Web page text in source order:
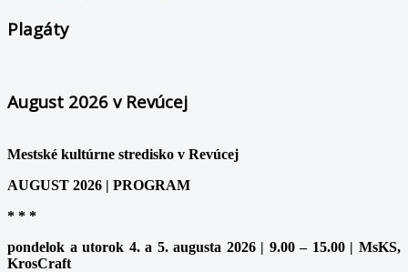
Plagáty
August 2026 v Revúcej
Mestské kultúrne stredisko v Revúcej
AUGUST 2026 | PROGRAM
* * *
pondelok a utorok 4. a 5. augusta 2026 | 9.00 – 15.00 | MsKS,
KrosCraft